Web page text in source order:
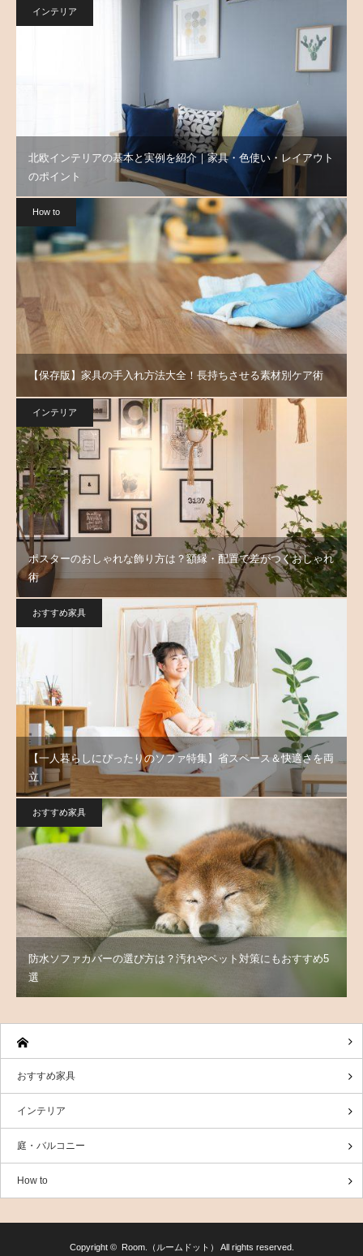
インテリア
北欧インテリアの基本と実例を紹介｜家具・色使い・レイアウト
のポイント
How to
【保存版】家具の手入れ方法大全！長持ちさせる素材別ケア術
インテリア
ポスターのおしゃれな飾り方は？額縁・配置で差がつくおしゃれ
術
おすすめ家具
【一人暮らしにぴったりのソファ特集】省スペース＆快適さを両
立
おすすめ家具
防水ソファカバーの選び方は？汚れやペット対策にもおすすめ5
選
おすすめ家具
インテリア
庭・バルコニー
How to
Copyright © Room.（ルームドット） All rights reserved.